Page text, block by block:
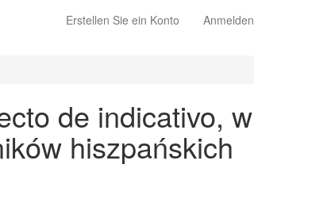
Erstellen Sie ein Konto Anmelden
de indicativo, w
hiszpańskich